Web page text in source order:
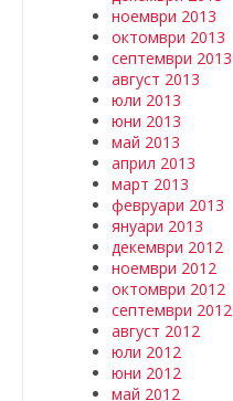
ноември 2013
октомври 2013
септември 2013
август 2013
юли 2013
юни 2013
май 2013
април 2013
март 2013
февруари 2013
януари 2013
декември 2012
ноември 2012
октомври 2012
септември 2012
август 2012
юли 2012
юни 2012
май 2012